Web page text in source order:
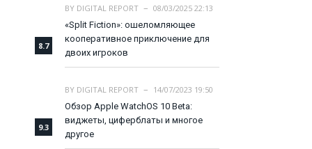
8.7
BY DIGITAL REPORT
08/03/2025 22:13
«Split Fiction»: ошеломляющее
кооперативное приключение для
двоих игроков
9.3
BY DIGITAL REPORT
14/07/2023 19:50
Обзор Apple WatchOS 10 Beta:
виджеты, циферблаты и многое
другое